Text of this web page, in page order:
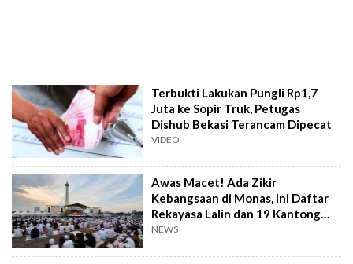
Terbukti Lakukan Pungli Rp1,7
Juta ke Sopir Truk, Petugas
Dishub Bekasi Terancam Dipecat
VIDEO
Awas Macet! Ada Zikir
Kebangsaan di Monas, Ini Daftar
Rekayasa Lalin dan 19 Kantong
Parkir
NEWS